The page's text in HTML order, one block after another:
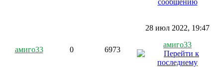
амиго33 0 6973
28 июл 2022, 19:47
амиго33